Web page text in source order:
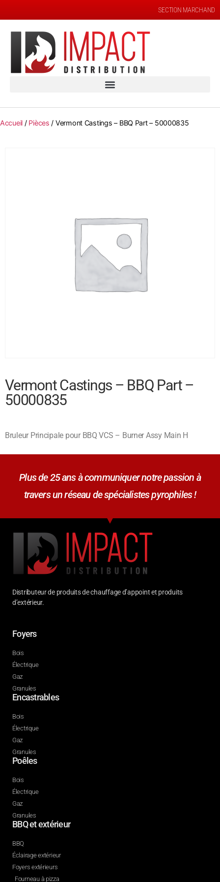
SECTION MARCHAND
Accueil / Pièces / Vermont Castings – BBQ Part – 50000835
Vermont Castings – BBQ Part –
50000835
Bruleur Principale pour BBQ VCS – Burner Assy Main H
Plus de 25 ans à communiquer notre passion à
travers un réseau de spécialistes pyrophiles !
Distributeur de produits de chauffage d’appoint et produits
d’extérieur.
Foyers
Bois
Électrique
Gaz
Granules
Encastrables
Bois
Électrique
Gaz
Granules
Poêles
Bois
Électrique
Gaz
Granules
BBQ et extérieur
BBQ
Éclairage extérieur
Foyers extérieurs
Fourneau à pizza